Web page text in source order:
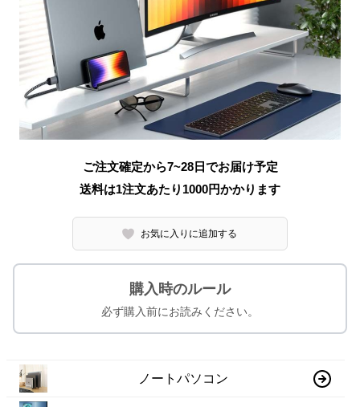
ご注文確定から7~28日でお届け予定
送料は1注文あたり 1000円かかります
お気に入りに追加する
購入時のルール
必ず購入前にお読みください。
ノートパソコン